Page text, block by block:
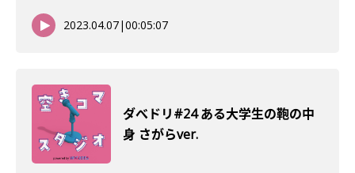
2023.04.07|00:05:07
ダべドリ#24 ある大学生の鞄の中
身 さがらver.